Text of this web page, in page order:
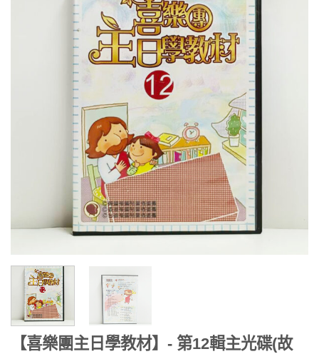
【喜樂團主日學教材】- 第12輯主光碟(故